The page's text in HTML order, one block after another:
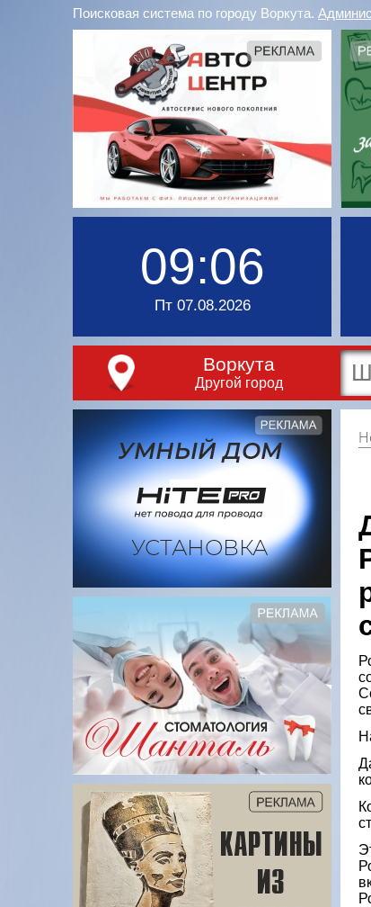
Поисковая система по городу Воркута.
09:06
Пт 07.08.2026
Воркута
Другой город